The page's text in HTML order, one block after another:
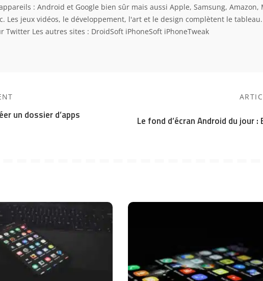
: Android et Google bien sûr mais aussi Apple, Samsung, Amazon,
Les jeux vidéos, le développement, l'art et le design complètent le
Twitter Les autres sites : DroidSoft iPhoneSoft iPhoneTweak
un dossier d’apps
Le fond d’écran Android du jour :